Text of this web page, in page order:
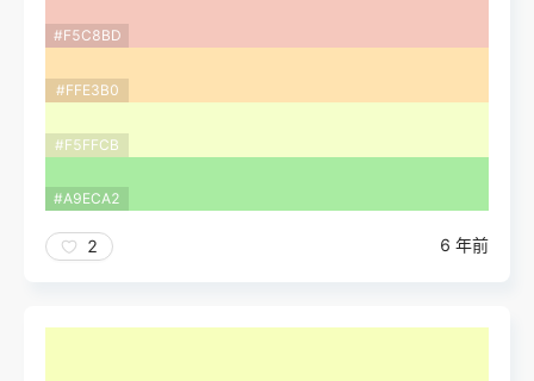
#F5C8BD
#FFE3B0
#F5FFCB
#A9ECA2
2 6 年前